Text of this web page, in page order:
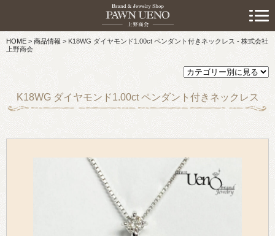
HOME > 商品情報> K18WG ダイヤモンド1.00ct ペンダント付きネックレス - 株式会社
上野商会
K18WG ダイヤモンド1.00ct ペンダント付きネックレス
> 初めての方へ
> 預けたい方
> 売りたい方
> 買いたい方
> 取り扱い品目
> スタッフおすすめ情報
> お知らせ